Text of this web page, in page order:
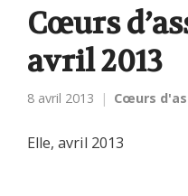
Cœurs
avril 2013
8 avril 2013 Cœurs
Elle, avril 2013